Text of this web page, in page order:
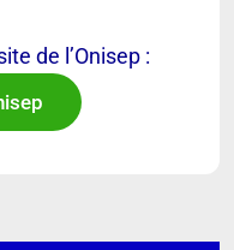
de l’Onisep :